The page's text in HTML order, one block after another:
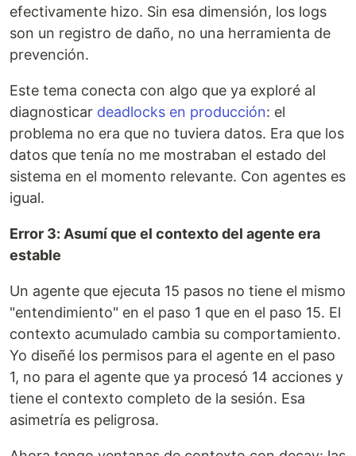
efectivamente hizo. Sin esa dimensión, los logs
son un registro de daño, no una herramienta de
prevención.
Este tema conecta con algo que ya exploré al
diagnosticar deadlocks en producción: el
problema no era que no tuviera datos. Era que los
datos que tenía no me mostraban el estado del
sistema en el momento relevante. Con agentes es
igual.
Error 3: Asumí que el contexto del agente era
estable
Un agente que ejecuta 15 pasos no tiene el mismo
"entendimiento" en el paso 1 que en el paso 15. El
contexto acumulado cambia su comportamiento.
Yo diseñé los permisos para el agente en el paso
1, no para el agente que ya procesó 14 acciones y
tiene el contexto completo de la sesión. Esa
asimetría es peligrosa.